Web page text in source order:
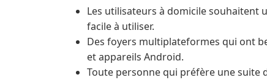
Les utilisateurs à domicile souhaitent
facile à utiliser.
Des foyers multiplateformes qui ont
et appareils Android.
Toute personne qui préfère une suite